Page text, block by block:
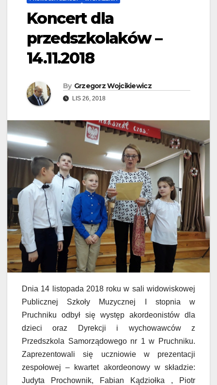
Koncert dla
przedszkolaków –
14.11.2018
By Grzegorz Wojcikiewicz
LIS 26, 2018
Dnia 14 listopada 2018 roku w sali widowiskowej
Publicznej Szkoły Muzycznej I stopnia w
Pruchniku odbył się występ akordeonistów dla
dzieci oraz Dyrekcji i wychowawców z
Przedszkola Samorządowego nr 1 w Pruchniku.
Zaprezentowali się uczniowie w prezentacji
zespołowej – kwartet akordeonowy w składzie:
Judyta Prochownik, Fabian Kądziołka , Piotr